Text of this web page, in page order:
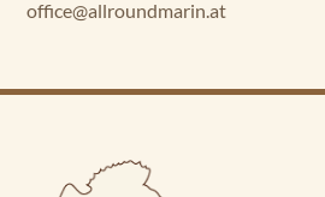
office@allroundmarin.at